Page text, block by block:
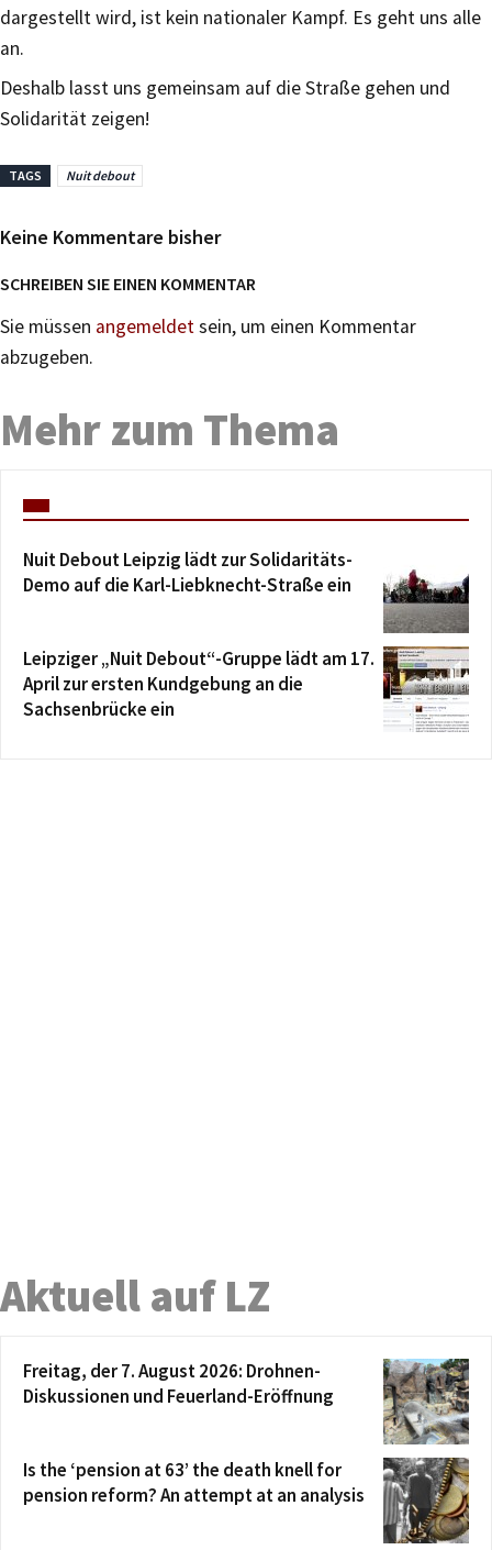
dargestellt wird, ist kein nationaler Kampf. Es geht uns alle
an.
Deshalb lasst uns gemeinsam auf die Straße gehen und
Solidarität zeigen!
TAGS Nuit debout
Keine Kommentare bisher
SCHREIBEN SIE EINEN KOMMENTAR
Sie müssen angemeldetsein, um einen Kommentar
abzugeben.
Mehr zum Thema
Nuit Debout Leipzig lädt zur Solidaritäts-
Demo auf die Karl-Liebknecht-Straße ein
Leipziger „Nuit Debout“-Gruppe lädt am 17.
April zur ersten Kundgebung an die
Sachsenbrücke ein
Aktuell auf LZ
Freitag, der 7. August 2026: Drohnen-
Diskussionen und Feuerland-Eröffnung
Is the ‘pension at 63’ the death knell for
pension reform? An attempt at an analysis